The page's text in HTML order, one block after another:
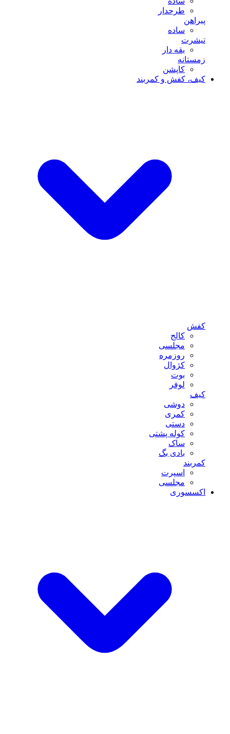
طرحدار
پیراهن
ساده
تیشرت
یقه دار
زمستانه
کاپشن
کیف، کفش و کمربند
کفش
کالج
مجلسی
روزمره
کژوال
بوت
لوفر
کیف
دوشی
کمری
دستی
کوله پشتی
ساک
بادی بگ
کمربند
اسپرت
مجلسی
اکسسوری